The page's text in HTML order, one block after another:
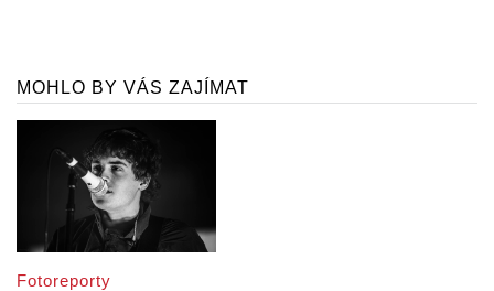
MOHLO BY VÁS ZAJÍMAT
Fotoreporty